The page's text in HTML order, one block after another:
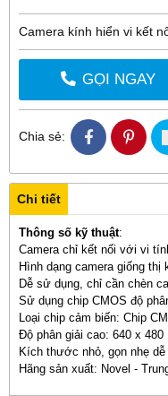
Camera kính hiển vi kết
GỌI NGAY
Chia sẻ:
Chi tiết
Thông số kỹ thuật:
Camera chỉ kết nối với vi
Hình dạng camera giống thị
Dễ sử dụng, chỉ cần chèn
Sử dụng chip CMOS độ
Loại chip cảm biến: Chip
Độ phân giải cao: 640 x 480
Kích thước nhỏ, gọn nhẹ
Hãng sản xuất: Novel -